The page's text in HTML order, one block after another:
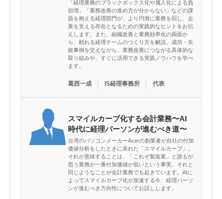
「経理業務のブラックボックス化や属人化による負
担増」「業務改善の進め方が分からない」などの課
題を抱える経理部門が、より円滑に業務を回し、企
業を支える存在となるための実践的なヒントをお伝
えします。また、組織改善と業務効率化の両面か
ら、頼れる経理チームのつくり方を解説。成功・失
敗事例を交えながら、業務改善につながる具体的な
取り組みや、すぐに活用できる実践ノウハウを学べ
ます。
葛西一成 IS経理事務所 代表
スマイルカーブ化する会計業務〜AI
時代に経理パーソンが進むべき道〜
台湾のパソコンメーカーAcerの創業者が自社の付加
価値分析をしたときに表れた「スマイルカーブ」。
それが意味することは、「これぞ製造業」と誰もが
思う業務が一番付加価値が低いという事実。それと
同じようなことが会計業務でも起きています。AIに
よってスマイルカーブ化が加速する今、経理パーソ
ンが進むべき方向性についてお話しします。